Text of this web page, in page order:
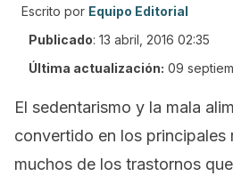
Escrito por Equipo Editorial
Publicado: 13 abril, 2016 02:35
Última actualización: 09
El sedentarismo y la mala
convertido en los principales
muchos de los trastornos